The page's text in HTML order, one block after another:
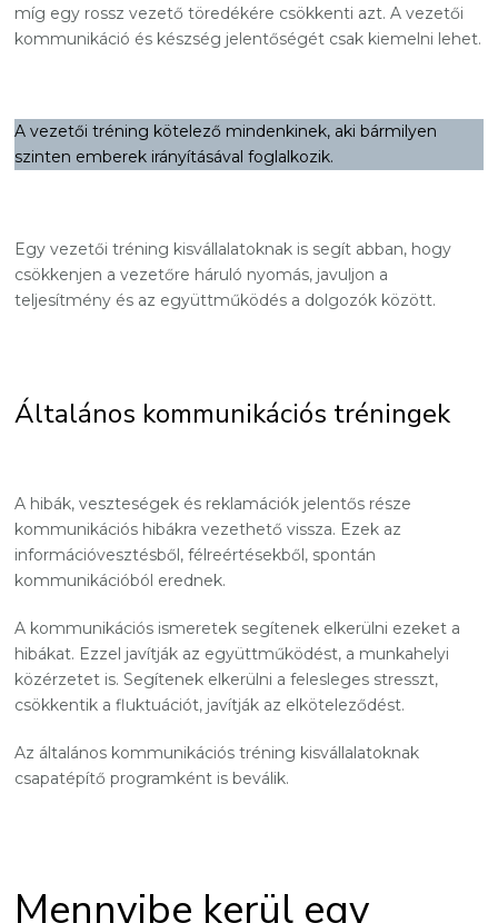
míg egy rossz vezető töredékére csökkenti azt. A vezetői
kommunikáció és készség jelentőségét csak kiemelni lehet.
A vezetői tréning kötelező mindenkinek, aki bármilyen
szinten emberek irányításával foglalkozik.
Egy vezetői tréning kisvállalatoknak is segít abban, hogy
csökkenjen a vezetőre háruló nyomás, javuljon a
teljesítmény és az együttműködés a dolgozók között.
Általános kommunikációs tréningek
A hibák, veszteségek és reklamációk jelentős része
kommunikációs hibákra vezethető vissza. Ezek az
információvesztésből, félreértésekből, spontán
kommunikációból erednek.
A kommunikációs ismeretek segítenek elkerülni ezeket a
hibákat. Ezzel javítják az együttműködést, a munkahelyi
közérzetet is. Segítenek elkerülni a felesleges stresszt,
csökkentik a fluktuációt, javítják az elköteleződést.
Az általános kommunikációs tréning kisvállalatoknak
csapatépítő programként is beválik.
Mennyibe kerül egy